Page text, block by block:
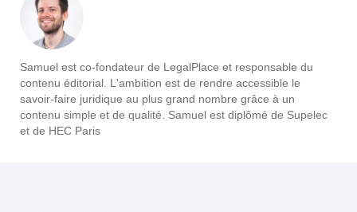
Samuel est co-fondateur de LegalPlace et responsable du
contenu éditorial. L'ambition est de rendre accessible le
savoir-faire juridique au plus grand nombre grâce à un
contenu simple et de qualité. Samuel est diplômé de Supelec
et de HEC Paris